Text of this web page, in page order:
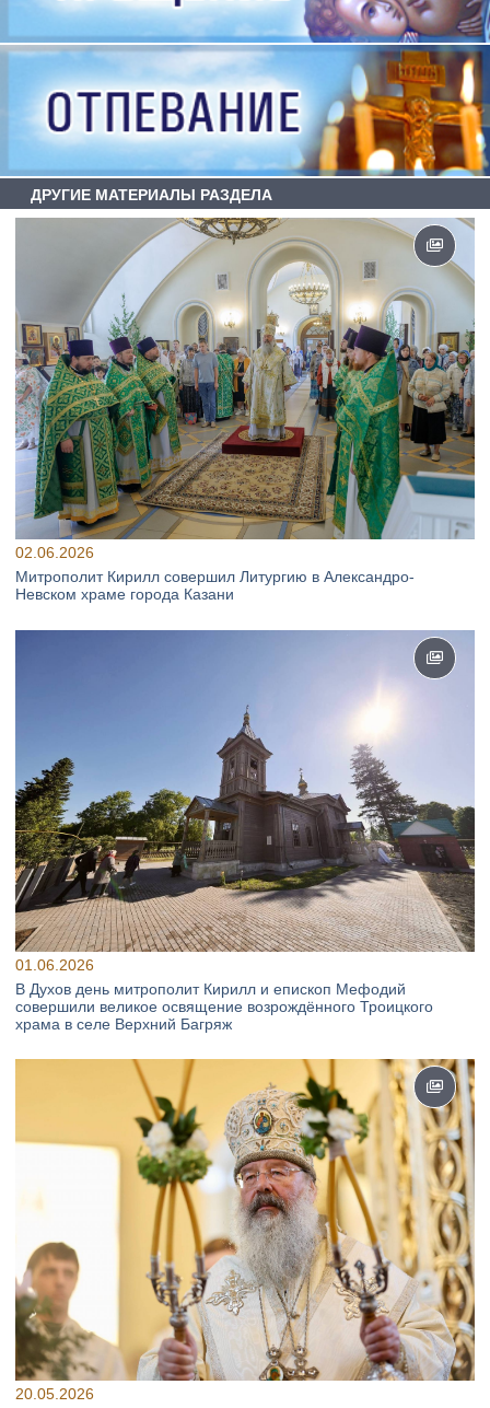
ДРУГИЕ МАТЕРИАЛЫ РАЗДЕЛА
02.06.2026
Митрополит Кирилл совершил Литургию в Александро-
Невском храме города Казани
01.06.2026
В Духов день митрополит Кирилл и епископ Мефодий
совершили великое освящение возрождённого Троицкого
храма в селе Верхний Багряж
20.05.2026